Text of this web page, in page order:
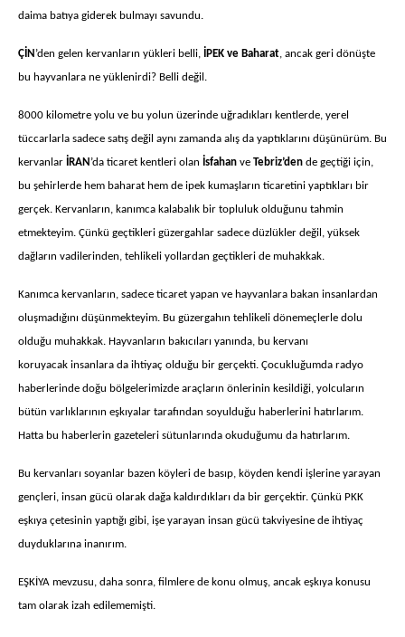
daima batıya giderek bulmayı savundu.
ÇİN ’den gelen kervanların yükleri belli, İPEK ve Baharat, ancak geri dönüşte
bu hayvanlara ne yüklenirdi? Belli değil.
8000 kilometre yolu ve bu yolun üzerinde uğradıkları kentlerde, yerel
tüccarlarla sadece satış değil aynı zamanda alış da yaptıklarını düşünürüm. Bu
kervanlar
İRAN ’da ticaret kentleri olan İsfahan ve Tebriz’den de geçtiği için,
bu şehirlerde hem baharat hem de ipek kumaşların ticaretini yaptıkları bir
gerçek. Kervanların, kanımca kalabalık bir topluluk olduğunu tahmin
etmekteyim. Çünkü geçtikleri güzergahlar sadece düzlükler değil, yüksek
dağların vadilerinden, tehlikeli yollardan geçtikleri de muhakkak.
Kanımca kervanların, sadece ticaret yapan ve hayvanlara bakan insanlardan
oluşmadığını düşünmekteyim. Bu güzergahın tehlikeli dönemeçlerle dolu
olduğu muhakkak. Hayvanların bakıcıları yanında, bu kervanı
koruyacak insanlara da ihtiyaç olduğu bir gerçekti. Çocukluğumda radyo
haberlerinde doğu bölgelerimizde araçların önlerinin kesildiği, yolcuların
bütün varlıklarının eşkıyalar tarafından soyulduğu haberlerini hatırlarım.
Hatta bu haberlerin gazeteleri sütunlarında okuduğumu da hatırlarım.
Bu kervanları soyanlar bazen köyleri de basıp, köyden kendi işlerine yarayan
gençleri, insan gücü olarak dağa kaldırdıkları da bir gerçektir. Çünkü PKK
eşkıya çetesinin yaptığı gibi, işe yarayan insan gücü takviyesine de ihtiyaç
duyduklarına inanırım.
EŞKİYA mevzusu, daha sonra, filmlere de konu olmuş, ancak eşkıya konusu
tam olarak izah edilememişti.